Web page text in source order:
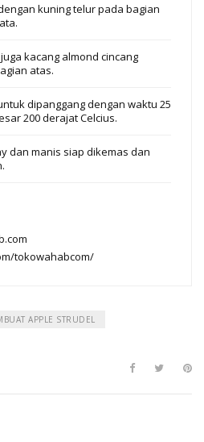
kuning telur pada bagian
kacang almond cincang
atas.
dipanggang dengan waktu 25
200 derajat Celcius.
dan manis siap dikemas dan
tokowahabcom/
APPLE STRUDEL